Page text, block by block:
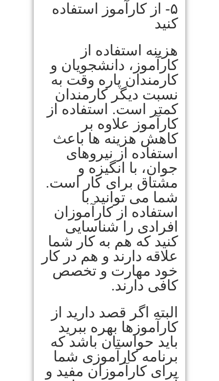
۵- از کارآموز استفاده
کنید
هزینه استفاده از
کارآموز، دانشجویان و
کارمندان پاره وقت به
نسبت دیگر کارمندان
کمتر است. استفاده از
کارآموز علاوه بر
کاهش هزینه ها باعث
استفاده از نیروهای
جوان، با انگیزه و
مشتاق برای کار است.
شما می توانید با
استفاده از کارآموزان
افرادی را شناسایی
کنید که هم به کار شما
علاقه دارند و هم در کار
خود مهارت و تخصص
کافی دارند.
البته اگر قصد دارید از
کارآموزها بهره ببرید
باید حواستان باشد که
برنامه کارآموزی شما
برای کارآموزان مفید و